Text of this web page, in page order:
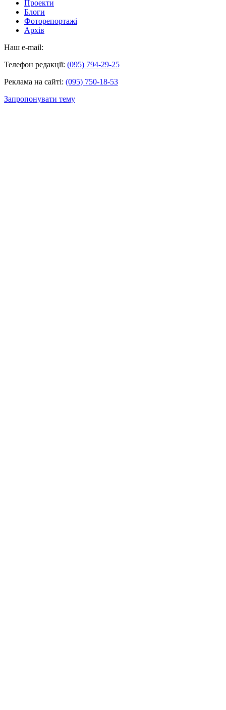
Проекти
Блоги
Фоторепортажі
Архів
Наш e-mail:
Телефон редакції: (095) 794-29-25
Реклама на сайті: (095) 750-18-53
Запропонувати тему